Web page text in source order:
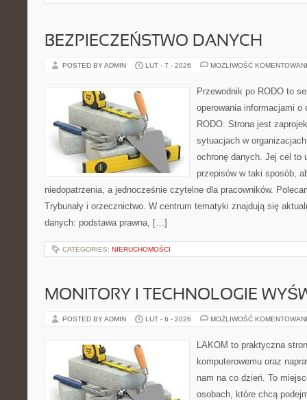
BEZPIECZEŃSTWO DANYCH
POSTED BY ADMIN LUT - 7 - 2026 MOŻLIWOŚĆ
Przewodnik po RODO to
operowania informacjami
RODO. Strona jest
sytuacjach w
ochronę danych. Jej cel to
przepisów w taki sposób,
niedopatrzenia, a jednocześnie czytelne dla pracowników.
Trybunały i orzecznictwo. W centrum tematyki znajdują się
danych: podstawa prawna, […]
CATEGORIES: NIERUCHOMOŚCI
MONITORY I TECHNOLOGIE
POSTED BY ADMIN LUT - 6 - 2026 MOŻLIWOŚĆ
LAKOM to praktyczna
komputerowemu oraz
nam na co dzień. To
osobach, które chcą